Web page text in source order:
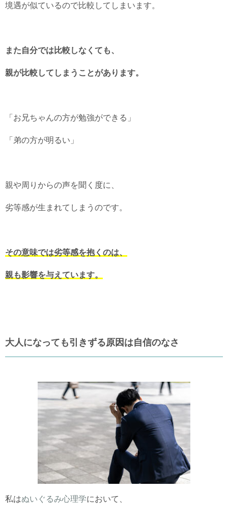
境遇が似ているので比較してしまいます。
また自分では比較しなくても、
親が比較してしまうことがあります。
「お兄ちゃんの方が勉強ができる」
「弟の方が明るい」
親や周りからの声を聞く度に、
劣等感が生まれてしまうのです。
その意味では劣等感を抱くのは、
親も影響を与えています。
大人になっても引きずる原因は自信のなさ
私はぬいぐるみ心理学において、